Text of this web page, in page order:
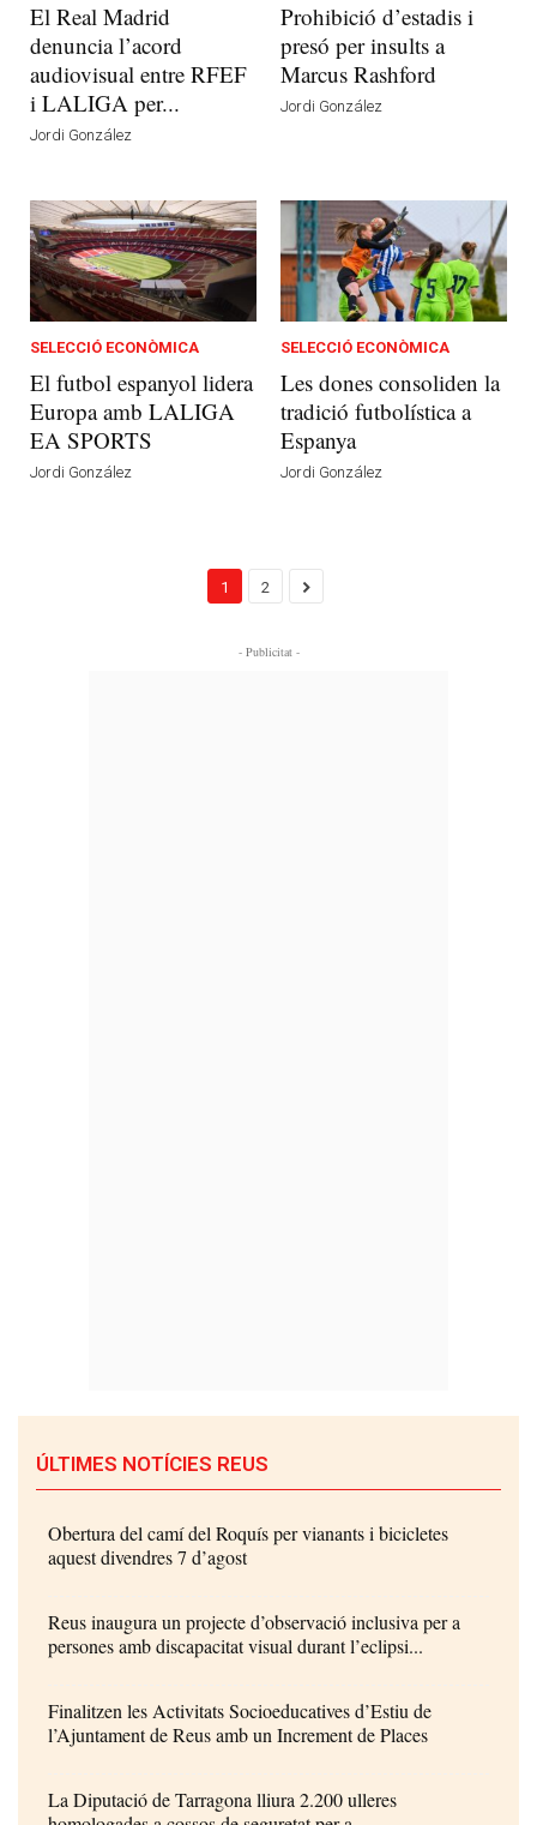
El Real Madrid
denuncia l’acord
audiovisual entre RFEF
i LALIGA per...
Jordi González
Prohibició d’estadis i
presó per insults a
Marcus Rashford
Jordi González
SELECCIÓ ECONÒMICA
El futbol espanyol lidera
Europa amb LALIGA
EA SPORTS
Jordi González
SELECCIÓ ECONÒMICA
Les dones consoliden la
tradició futbolística a
Espanya
Jordi González
1 2
- Publicitat -
ÚLTIMES NOTÍCIES REUS
Obertura del camí del Roquís per vianants i bicicletes
aquest divendres 7 d’agost
Reus inaugura un projecte d’observació inclusiva per a
persones amb discapacitat visual durant l’eclipsi...
Finalitzen les Activitats Socioeducatives d’Estiu de
l’Ajuntament de Reus amb un Increment de Places
La Diputació de Tarragona lliura 2.200 ulleres